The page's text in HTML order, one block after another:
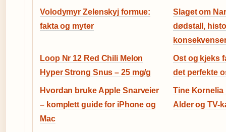
Volodymyr Zelenskyj formue:
fakta og myter
Slaget om
dødstall,
Loop Nr 12 Red Chili Melon
Hyper Strong Snus – 25 mg/g
Ost og kjeks
det perfekte
Hvordan bruke Apple Snarveier
– komplett guide for iPhone og
Mac
Tine
Alder og TV-